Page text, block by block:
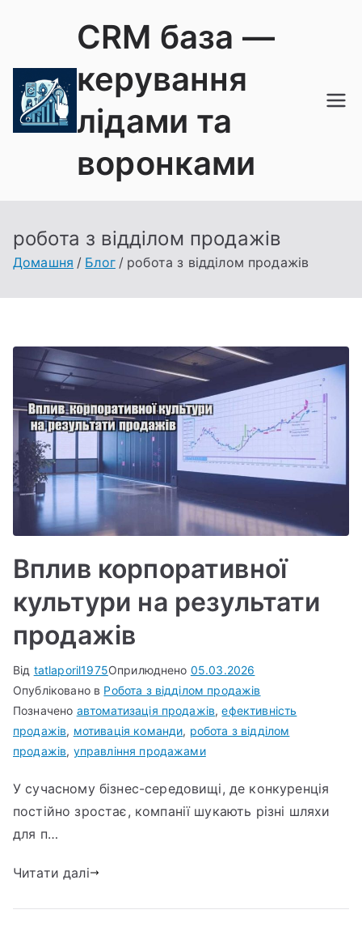
CRM база —
керування
лідами та
воронками
робота з відділом продажів
Домашня Блог робота з відділом продажів
Вплив корпоративної
культури на результати
продажів
Від tatlaporil1975Оприлюднено 05.03.2026
Опубліковано в Робота з відділом продажів
Позначено автоматизація продажів,ефективність
продажів, мотивація команди, робота з відділом
продажів, управління продажами
У сучасному бізнес-середовищі, де конкуренція
постійно зростає, компанії шукають різні шляхи
для п…
Читати далі